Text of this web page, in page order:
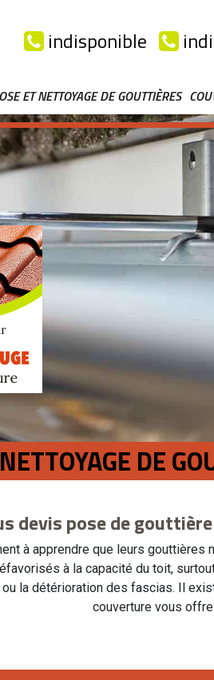
indisponible
ET NETTOYAGE DE GOUTTIÈRES
DE
devis pose de
à apprendre que leurs
à la capacité du toit,
la détérioration des fascias. Il
couverture vous